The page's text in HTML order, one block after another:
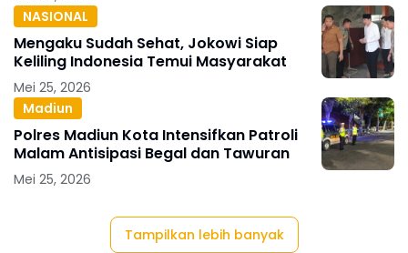
NASIONAL
Mengaku Sudah Sehat, Jokowi Siap
Keliling Indonesia Temui Masyarakat
Mei 25, 2026
Madiun
Polres Madiun Kota Intensifkan Patroli
Malam Antisipasi Begal dan Tawuran
Mei 25, 2026
Tampilkan lebih banyak